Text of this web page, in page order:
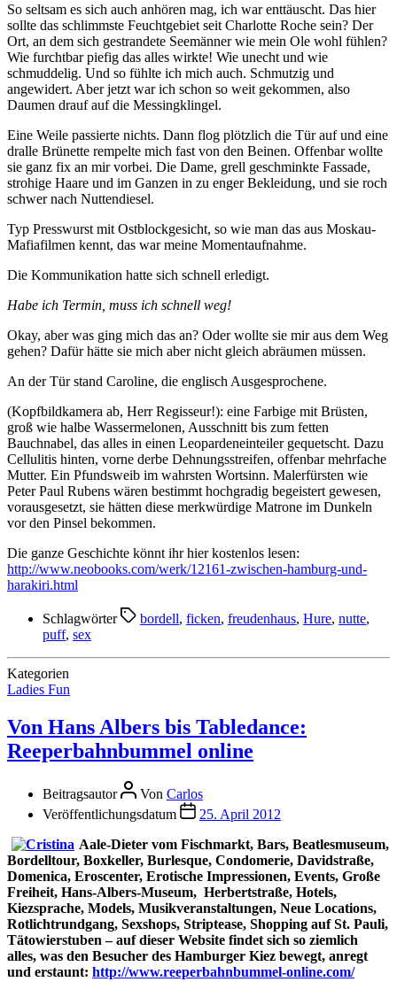
So seltsam es sich auch anhören mag, ich war enttäuscht. Das hier
sollte das schlimmste Feuchtgebiet seit Charlotte Roche sein? Der
Ort, an dem sich gestrandete Seemänner wie mein Ole wohl fühlen?
Wie furchtbar piefig das alles wirkte! Wie unecht und wie
schmuddelig. Und so fühlte ich mich auch. Schmutzig und
angewidert. Aber jetzt war ich schon so weit gekommen, also
Daumen drauf auf die Messingklingel.
Eine Weile passierte nichts. Dann flog plötzlich die Tür auf und eine
dralle Brünette rempelte mich fast von den Beinen. Offenbar wollte
sie ganz fix an mir vorbei. Die Dame, grell geschminkte Fassade,
strohige Haare und im Ganzen in zu enger Bekleidung, und sie roch
schwer nach Nuttendiesel.
Typ Presswurst mit Ostblockgesicht, so wie man das aus Moskau-
Mafiafilmen kennt, das war meine Momentaufnahme.
Die Kommunikation hatte sich schnell erledigt.
Habe ich Termin, muss ich schnell weg!
Okay, aber was ging mich das an? Oder wollte sie mir aus dem Weg
gehen? Dafür hätte sie mich aber nicht gleich abräumen müssen.
An der Tür stand Caroline, die englisch Ausgesprochene.
(Kopfbildkamera ab, Herr Regisseur!): eine Farbige mit Brüsten,
groß wie halbe Wassermelonen, Ausschnitt bis zum fetten
Bauchnabel, das alles in einen Leopardeneinteiler gequetscht. Dazu
Cellulitis hinten, vorne derbe Dehnungsstreifen, offenbar mehrfache
Mutter. Ein Pfundsweib im wahrsten Wortsinn. Malerfürsten wie
Peter Paul Rubens wären bestimmt hochgradig begeistert gewesen,
vorausgesetzt, sie hätten diese merkwürdige Matrone im Dunkeln
vor den Pinsel bekommen.
Die ganze Geschichte könnt ihr hier kostenlos lesen:
http://www.neobooks.com/werk/12161-zwischen-hamburg-und-
harakiri.html
Schlagwörter bordell, ficken, freudenhaus, Hure, nutte,
puff, sex
Kategorien
Ladies Fun
Von Hans Albers bis Tabledance:
Reeperbahnbummel online
Beitragsautor Von Carlos
Veröffentlichungsdatum
25. April 2012
Aale-Dieter vom Fischmarkt, Bars, Beatlesmuseum,
Bordelltour, Boxkeller, Burlesque, Condomerie, Davidstraße,
Domenica, Eroscenter, Erotische Impressionen, Events, Große
Freiheit, Hans-Albers-Museum, Herbertstraße, Hotels,
Kiezsprache, Models, Musikveranstaltungen, Neue Locations,
Rotlichtrundgang, Sexshops, Striptease, Shopping auf St. Pauli,
Tätowierstuben – auf dieser Website findet sich so ziemlich
alles, was den Besucher des Hamburger Kiez bewegt, anregt
und erstaunt: http://www.reeperbahnbummel-online.com/